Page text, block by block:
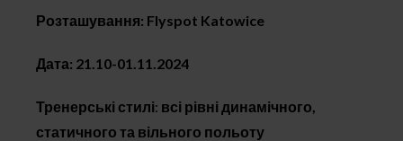
Розташування: Flyspot Katowice
Дата: 21.10-01.11.2024
Тренерські стилі: всі рівні динамічного,
статичного та вільного польоту